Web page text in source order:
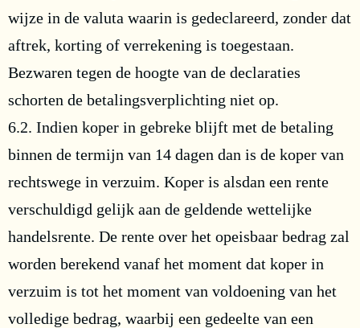
wijze in de valuta waarin is gedeclareerd, zonder dat
aftrek, korting of verrekening is toegestaan.
Bezwaren tegen de hoogte van de declaraties
schorten de betalingsverplichting niet op.
6.2. Indien koper in gebreke blijft met de betaling
binnen de termijn van 14 dagen dan is de koper van
rechtswege in verzuim. Koper is alsdan een rente
verschuldigd gelijk aan de geldende wettelijke
handelsrente. De rente over het opeisbaar bedrag zal
worden berekend vanaf het moment dat koper in
verzuim is tot het moment van voldoening van het
volledige bedrag, waarbij een gedeelte van een